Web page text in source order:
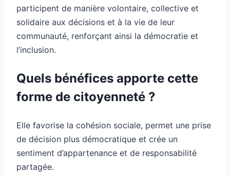
participent de manière volontaire, collective et
solidaire aux décisions et à la vie de leur
communauté, renforçant ainsi la démocratie et
l’inclusion.
Quels bénéfices apporte cette
forme de citoyenneté ?
Elle favorise la cohésion sociale, permet une prise
de décision plus démocratique et crée un
sentiment d’appartenance et de responsabilité
partagée.